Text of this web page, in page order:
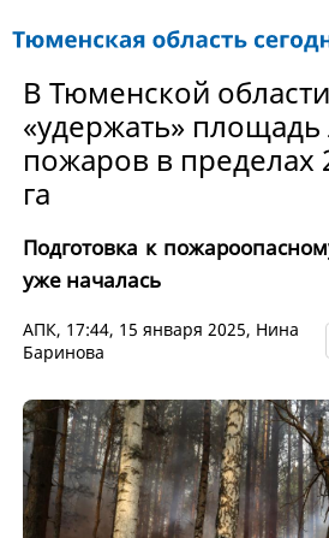
В Тюменской
«удержать»
пожаров в пределах
га
Подготовка к
уже началась
АПК, 17:44, 15 января 2025, Нина
Баринова